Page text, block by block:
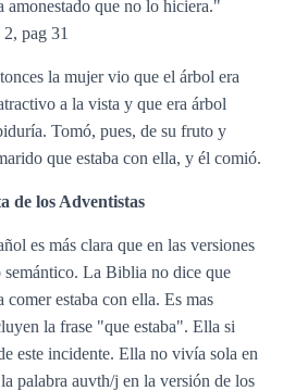
amonestado que no lo hiciera."
pag 31
la mujer vio que el árbol era
a la vista y que era árbol
Tomó, pues, de su fruto y
que estaba con ella, y él comió.
de los Adventistas
es más clara que en las versiones
semántico. La Biblia no dice que
estaba con ella. Es mas
la frase "que estaba". Ella si
este incidente. Ella no vivía sola en
palabra auvth/j en la versión de los